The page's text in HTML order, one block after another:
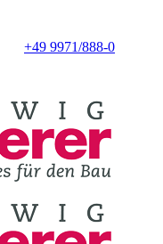
+49 9971/888-0